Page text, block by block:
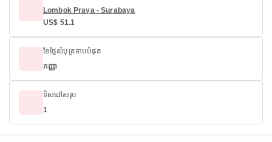
Lombok Praya - Surabaya
US$ 51.1
ខែថ្លៃសំបុត្រទាបបំផុត
កញ្ញា
ទិសដៅសរុប
1